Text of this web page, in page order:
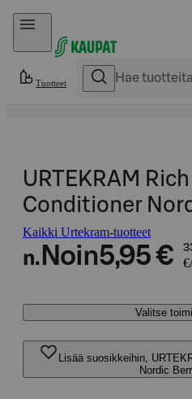
Hyppää sisältöön
Tuotteet
URTEKRAM
Conditioner
Kaikki Urtekram-tuotteet
n. Noin5,95 €
Valitse
Lisää suosikkeihin,
Nordic